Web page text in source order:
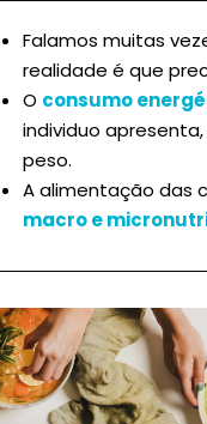
Falamos muitas
realidade é que
O consumo
individuo
peso.
A alimentação das
macro e